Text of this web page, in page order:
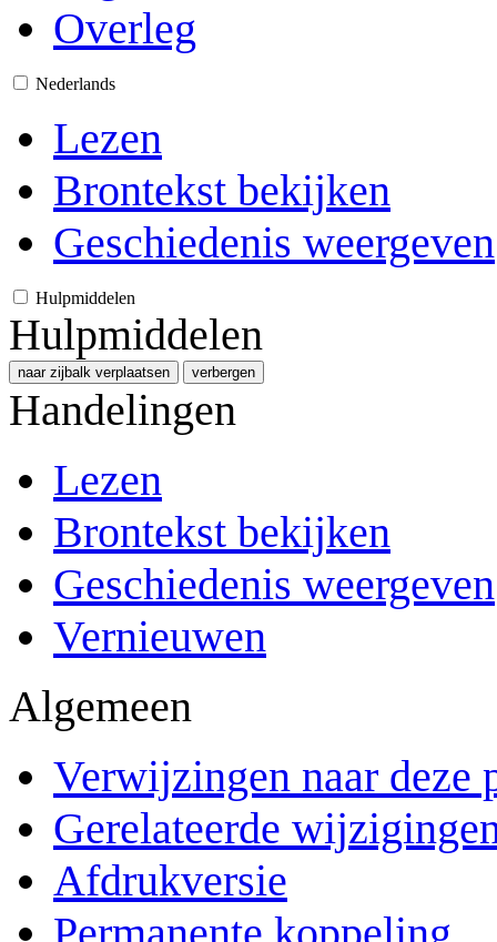
Overleg
Nederlands
Lezen
Brontekst bekijken
Geschiedenis weergeven
Hulpmiddelen
Hulpmiddelen
naar zijbalk verplaatsen verbergen
Handelingen
Lezen
Brontekst bekijken
Geschiedenis weergeven
Vernieuwen
Algemeen
Verwijzingen naar deze
Gerelateerde
Afdrukversie